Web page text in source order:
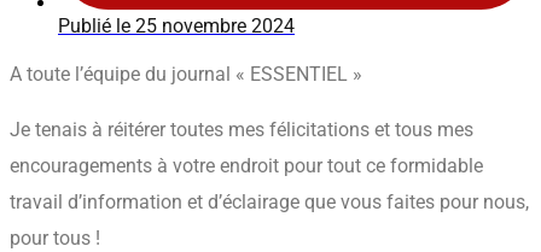
Publié le 25 novembre 2024
A toute l’équipe du journal « ESSENTIEL »
Je tenais à réitérer toutes mes félicitations et tous mes
encouragements à votre endroit pour tout ce formidable
travail d’information et d’éclairage que vous faites pour nous,
pour tous !